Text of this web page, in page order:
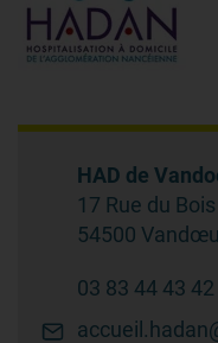
HAD de
17 Rue du
54500
03 83 44 43 42